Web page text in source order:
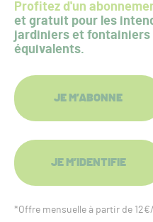
Profitez d'un
et gratuit pour les
jardiniers et
équivalents.
JE M’ABONNE
JE M’IDENTIFIE
*Offre mensuelle à partir de